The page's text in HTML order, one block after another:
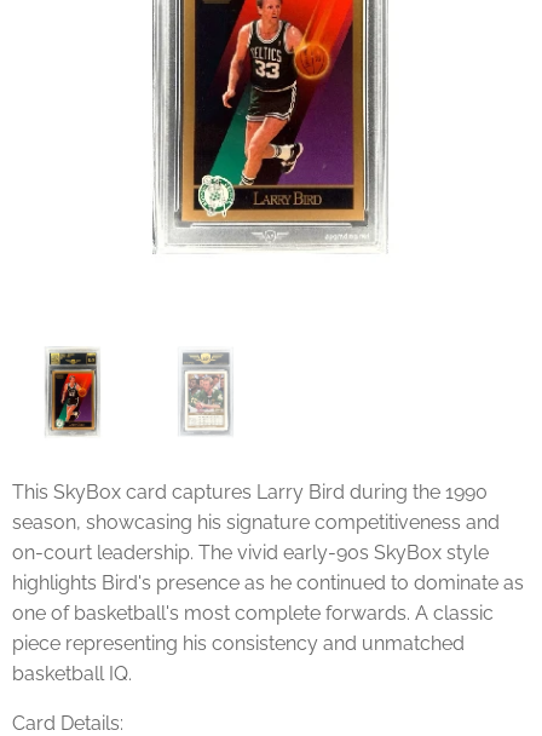
This SkyBox card captures Larry Bird during the 1990
season, showcasing his signature competitiveness and
on-court leadership. The vivid early-90s SkyBox style
highlights Bird's presence as he continued to dominate as
one of basketball's most complete forwards. A classic
piece representing his consistency and unmatched
basketball IQ.
Card Details: